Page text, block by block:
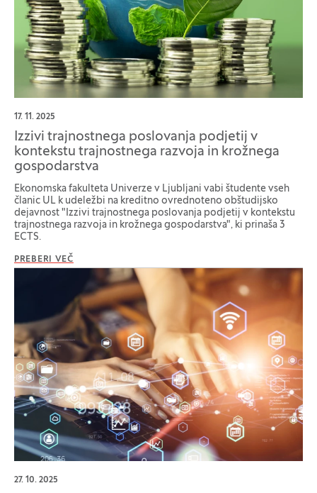
17. 11. 2025
Izzivi trajnostnega poslovanja podjetij v
kontekstu trajnostnega razvoja in krožnega
gospodarstva
Ekonomska fakulteta Univerze v Ljubljani vabi študente vseh
članic UL k udeležbi na kreditno ovrednoteno obštudijsko
dejavnost "Izzivi trajnostnega poslovanja podjetij v kontekstu
trajnostnega razvoja in krožnega gospodarstva", ki prinaša 3
ECTS.
PREBERI VEČ
27. 10. 2025